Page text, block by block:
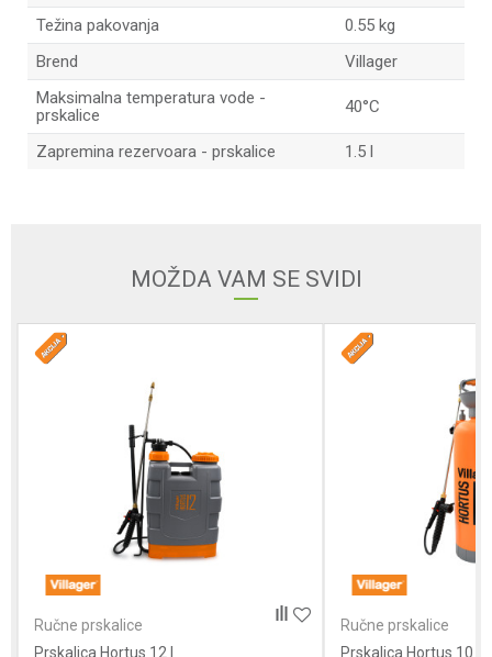
Težina pakovanja
0.55 kg
Brend
Villager
Maksimalna temperatura vode -
prskalice
40°C
Zapremina rezervoara - prskalice 1.5 l
MOŽDA VAM SE SVIDI
Ručne prskalice
Prskalica Hortus 12 l
Ručne prskalice
Prskalica Hortus 10